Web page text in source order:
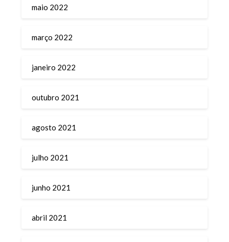
maio 2022
março 2022
janeiro 2022
outubro 2021
agosto 2021
julho 2021
junho 2021
abril 2021